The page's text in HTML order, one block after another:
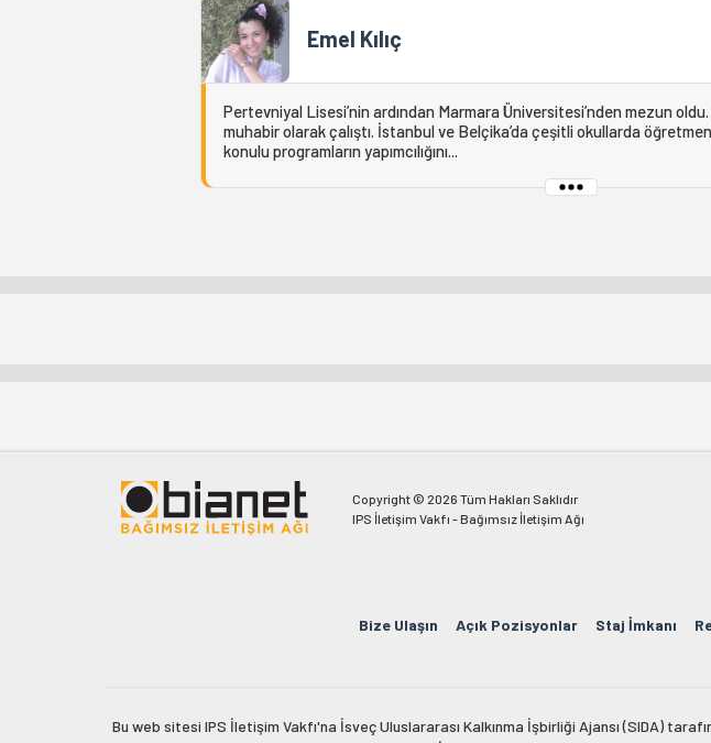
Emel Kılıç
Pertevniyal Lisesi’nin ardından Marmara Üniversitesi’nden mezun
muhabir olarak çalıştı. İstanbul ve Belçika’da çeşitli okullarda
konulu programların yapımcılığını...
Copyright © 2026 Tüm Hakları Saklıdır
IPS İletişim Vakfı - Bağımsız İletişim Ağı
Bize Ulaşın Açık Pozisyonlar Staj İmkanı
Bu web sitesi IPS İletişim Vakfı'na İsveç Uluslararası Kalkınma İşbirliği Ajansı (SIDA)